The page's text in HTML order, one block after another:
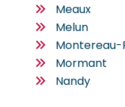
Meaux
Melun
Montereau-
Mormant
Nandy